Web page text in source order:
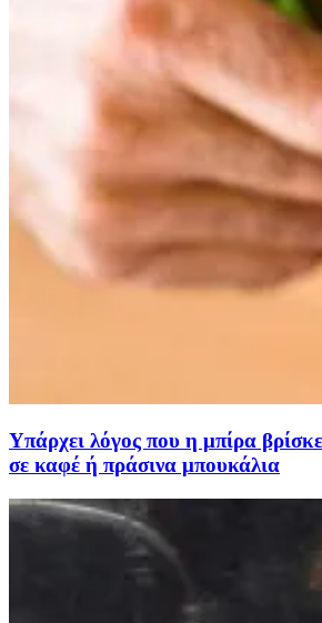
Υπάρχει λόγος που η μπίρα
σε καφέ ή πράσινα μπουκάλια